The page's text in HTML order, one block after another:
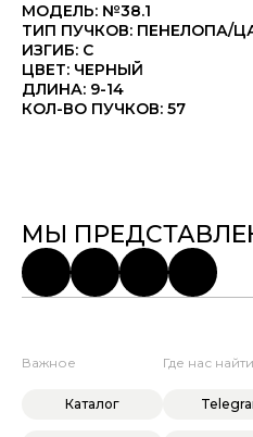
МОДЕЛЬ: №38.1
ТИП ПУЧКОВ: ПЕНЕЛОПА/
ИЗГИБ: C
ЦВЕТ: ЧЕРНЫЙ
ДЛИНА: 9-14
КОЛ-ВО ПУЧКОВ: 57
МЫ
Важное
Каталог
Где нас найти